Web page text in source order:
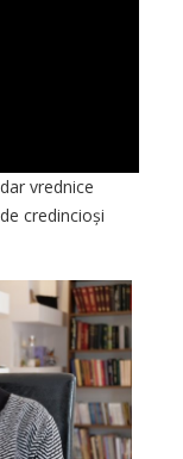
vrednice
credincioși